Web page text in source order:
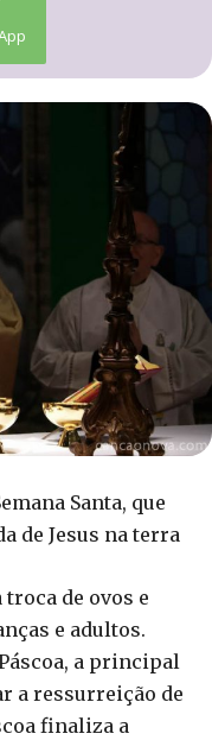
Santa, que
de Jesus na terra
troca de ovos e
e adultos.
a principal
a ressurreição de
finaliza a